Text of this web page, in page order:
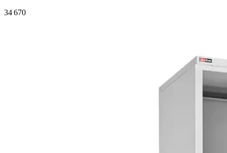
34 670